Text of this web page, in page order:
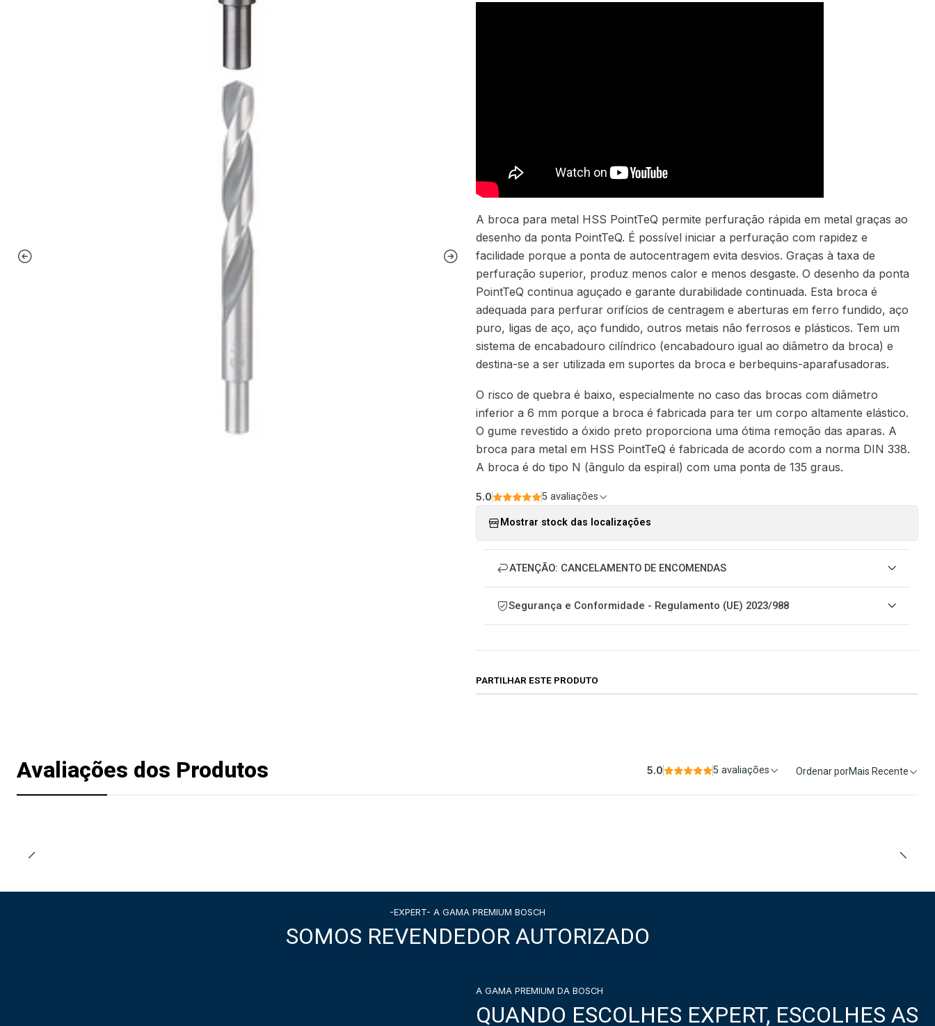
A broca para metal HSS PointTeQ permite perfuração rápida em metal graças ao
desenho da ponta PointTeQ. É possível iniciar a perfuração com rapidez e
facilidade porque a ponta de autocentragem evita desvios. Graças à taxa de
perfuração superior, produz menos calor e menos desgaste. O desenho da ponta
PointTeQ continua aguçado e garante durabilidade continuada. Esta broca é
adequada para perfurar orifícios de centragem e aberturas em ferro fundido, aço
puro, ligas de aço, aço fundido, outros metais não ferrosos e plásticos. Tem um
sistema de encabadouro cilíndrico (encabadouro igual ao diâmetro da broca) e
destina-se a ser utilizada em suportes da broca e berbequins-aparafusadoras.
O risco de quebra é baixo, especialmente no caso das brocas com diâmetro
inferior a 6 mm porque a broca é fabricada para ter um corpo altamente elástico.
O gume revestido a óxido preto proporciona uma ótima remoção das aparas. A
broca para metal em HSS PointTeQ é fabricada de acordo com a norma DIN 338.
A broca é do tipo N (ângulo da espiral) com uma ponta de 135 graus.
5.0 5 avaliações
Mostrar stock das localizações
ATENÇÃO: CANCELAMENTO DE ENCOMENDAS
Segurança e Conformidade - Regulamento (UE) 2023/988
PARTILHAR ESTE PRODUTO
Avaliações dos Produtos 5.0 5 avaliações Ordenar porMais Recente
-EXPERT- A GAMA PREMIUM BOSCH
SOMOS REVENDEDOR AUTORIZADO
A GAMA PREMIUM DA BOSCH
QUANDO ESCOLHES EXPERT, ESCOLHES AS